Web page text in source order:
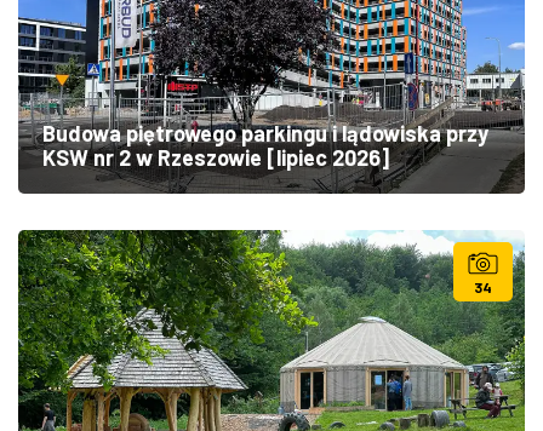
Budowa piętrowego parkingu i lądowiska przy
KSW nr 2 w Rzeszowie [lipiec 2026]
34